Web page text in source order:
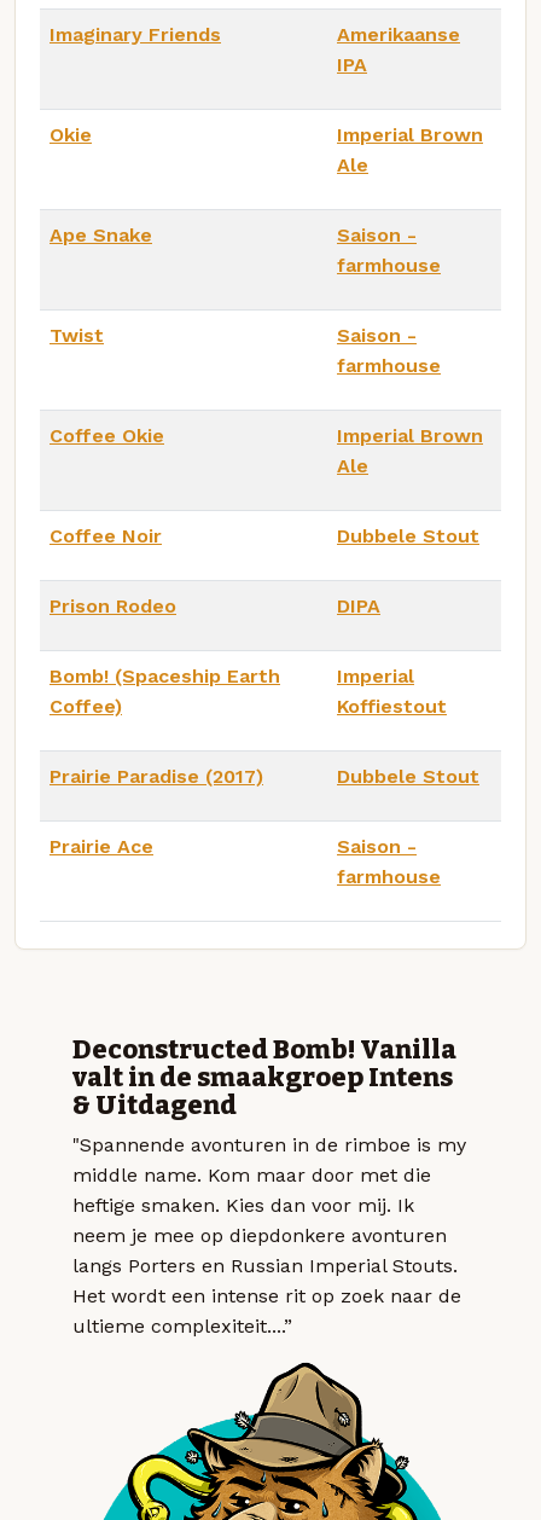
Imaginary Friends
Amerikaanse
IPA
Okie
Imperial Brown
Ale
Ape Snake
Saison -
farmhouse
Twist
Saison -
farmhouse
Coffee Okie
Imperial Brown
Ale
Coffee Noir Dubbele Stout
Prison Rodeo DIPA
Bomb! (Spaceship Earth
Coffee)
Imperial
Koffiestout
Prairie Paradise (2017) Dubbele Stout
Prairie Ace
Saison -
farmhouse
Deconstructed Bomb! Vanilla
valt in de smaakgroep Intens
& Uitdagend
"Spannende avonturen in de rimboe is my
middle name. Kom maar door met die
heftige smaken. Kies dan voor mij. Ik
neem je mee op diepdonkere avonturen
langs Porters en Russian Imperial Stouts.
Het wordt een intense rit op zoek naar de
ultieme complexiteit....”